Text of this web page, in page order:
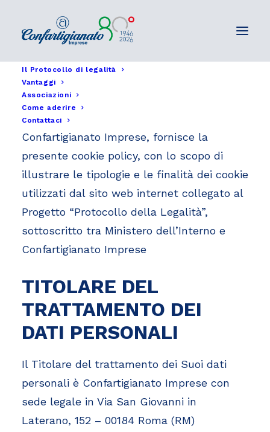
Il Protocollo di legalità
Vantaggi
Associazioni
Come aderire
Contattaci
Cookie policy
Confartigianato Imprese, fornisce la
presente cookie policy, con lo scopo di
illustrare le tipologie e le finalità dei cookie
utilizzati dal sito web internet collegato al
Progetto “Protocollo della Legalità”,
sottoscritto tra Ministero dell’Interno e
Confartigianato Imprese
TITOLARE DEL
TRATTAMENTO DEI
DATI PERSONALI
Il Titolare del trattamento dei Suoi dati
personali è Confartigianato Imprese con
sede legale in Via San Giovanni in
Laterano, 152 – 00184 Roma (RM)